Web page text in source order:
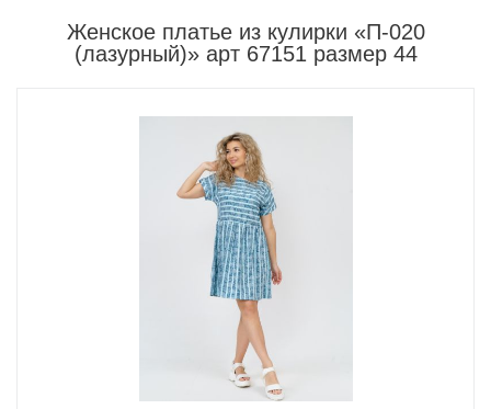
Женское платье из кулирки «П-020
(лазурный)» арт 67151 размер 44